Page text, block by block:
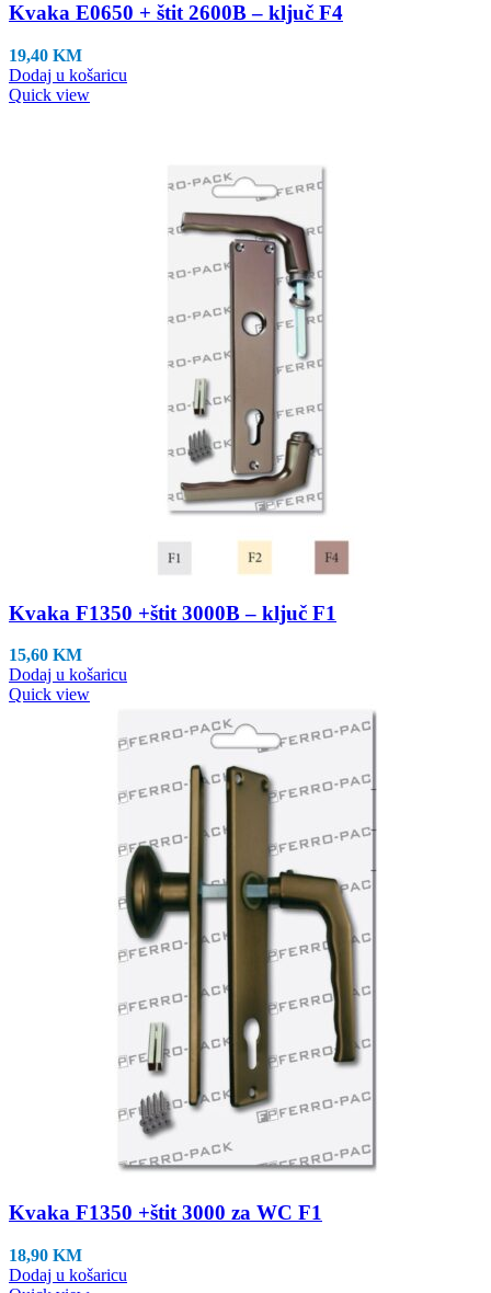
Kvaka E0650 + štit 2600B – ključ F4
19,40 KM
Dodaj u košaricu
Quick view
Kvaka F1350 +štit 3000B – ključ F1
15,60 KM
Dodaj u košaricu
Quick view
Kvaka F1350 +štit 3000 za WC F1
18,90 KM
Dodaj u košaricu